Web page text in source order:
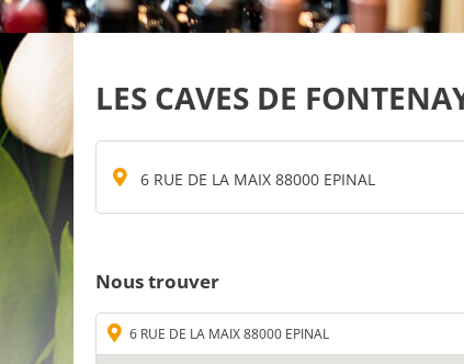
LES CAVES DE
6 RUE DE LA MAIX 88000 EPINAL
Nous trouver
6 RUE DE LA MAIX 88000 EPINAL